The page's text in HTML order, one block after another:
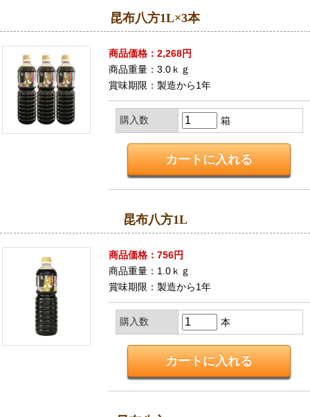
昆布八方1L×3本
商品価格：2,268円
商品重量：3.0ｋｇ
賞味期限：製造から1年
購入数 箱
昆布八方1L
商品価格：756円
商品重量：1.0ｋｇ
賞味期限：製造から1年
購入数 本